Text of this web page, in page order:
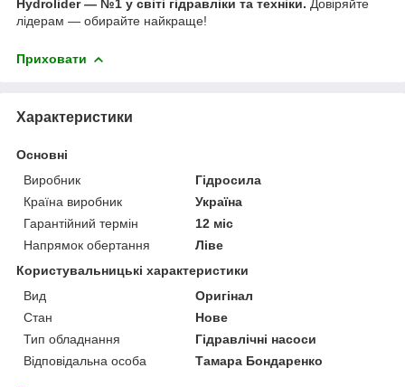
Hydrolider — №1 у світі гідравліки та техніки. Довіряйте
лідерам — обирайте найкраще!
Приховати
Характеристики
Основні
Виробник
Гідросила
Країна виробник
Україна
Гарантійний термін
12 міс
Напрямок обертання
Ліве
Користувальницькі характеристики
Вид
Оригінал
Стан
Нове
Тип обладнання
Гідравлічні насоси
Відповідальна особа
Тамара Бондаренко